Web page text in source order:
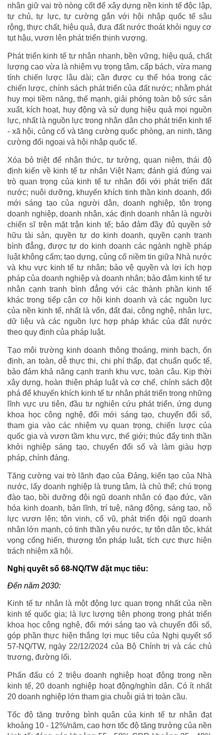
nhân giữ vai trò nòng cốt để xây dựng nền kinh tế độc lập,
tự chủ, tự lực, tự cường gắn với hội nhập quốc tế sâu
rộng, thực chất, hiệu quả, đưa đất nước thoát khỏi nguy cơ
tụt hậu, vươn lên phát triển thịnh vượng.
Phát triển kinh tế tư nhân nhanh, bền vững, hiệu quả, chất
lượng cao vừa là nhiệm vụ trọng tâm, cấp bách, vừa mang
tính chiến lược lâu dài; cần được cụ thể hóa trong các
chiến lược, chính sách phát triển của đất nước; nhằm phát
huy mọi tiềm năng, thế mạnh, giải phóng toàn bộ sức sản
xuất, kích hoạt, huy động và sử dụng hiệu quả mọi nguồn
lực, nhất là nguồn lực trong nhân dân cho phát triển kinh tế
- xã hội, củng cố và tăng cường quốc phòng, an ninh, tăng
cường đối ngoại và hội nhập quốc tế.
Xóa bỏ triệt để nhận thức, tư tưởng, quan niệm, thái độ
định kiến về kinh tế tư nhân Việt Nam; đánh giá đúng vai
trò quan trọng của kinh tế tư nhân đối với phát triển đất
nước; nuôi dưỡng, khuyến khích tinh thần kinh doanh, đổi
mới sáng tạo của người dân, doanh nghiệp, tôn trọng
doanh nghiệp, doanh nhân, xác định doanh nhân là người
chiến sĩ trên mặt trận kinh tế; bảo đảm đầy đủ quyền sở
hữu tài sản, quyền tự do kinh doanh, quyền cạnh tranh
bình đẳng, được tự do kinh doanh các ngành nghề pháp
luật không cấm; tạo dựng, củng cố niềm tin giữa Nhà nước
và khu vực kinh tế tư nhân; bảo vệ quyền và lợi ích hợp
pháp của doanh nghiệp và doanh nhân; bảo đảm kinh tế tư
nhân cạnh tranh bình đẳng với các thành phần kinh tế
khác trong tiếp cận cơ hội kinh doanh và các nguồn lực
của nền kinh tế, nhất là vốn, đất đai, công nghệ, nhân lực,
dữ liệu và các nguồn lực hợp pháp khác của đất nước
theo quy định của pháp luật.
Tạo môi trường kinh doanh thông thoáng, minh bạch, ốn
định, an toàn, dễ thực thi, chi phí thấp, đạt chuẩn quốc tế,
bảo đảm khả năng cạnh tranh khu vực, toàn câu. Kịp thời
xây dựng, hoàn thiện pháp luật và cơ chế, chính sách đột
phá để khuyến khích kinh tế tư nhân phát triển trong những
lĩnh vực ưu tiên, đầu tư nghiên cứu phát triển, ứng dụng
khoa học công nghệ, đổi mới sáng tạo, chuyển đổi số,
tham gia vào các nhiệm vụ quan trọng, chiến lược của
quốc gia và vươn tầm khu vực, thế giới; thúc đẩy tinh thần
khởi nghiệp sáng tạo, chuyển đổi số và làm giàu hợp
pháp, chính đáng.
Tăng cường vai trò lãnh đạo của Đảng, kiến tạo của Nhà
nước, lấy doanh nghiệp là trung tâm, là chủ thể; chú trọng
đào tạo, bồi dưỡng đội ngũ doanh nhân có đạo đức, văn
hóa kinh doanh, bản lĩnh, trí tuệ, năng động, sáng tạo, nỗ
lực vươn lên; tôn vinh, cổ vũ, phát triển đội ngũ doanh
nhân lớn mạnh, có tinh thần yêu nước, tự tôn dân tộc, khát
vọng cống hiến, thượng tôn pháp luật, tích cực thực hiện
trách nhiệm xã hội.
Nghị quyết số 68-NQ/TW đặt mục tiêu:
Đến năm 2030:
Kinh tế tư nhân là một động lực quan trọng nhất của nền
kinh tế quốc gia; là lực lượng tiên phong trong phát triển
khoa học công nghệ, đổi mới sáng tạo và chuyển đổi số,
góp phần thực hiện thắng lợi mục tiêu của Nghị quyết số
57-NQ/TW, ngày 22/12/2024 của Bộ Chính trị và các chủ
trương, đường lối.
Phấn đấu có 2 triệu doanh nghiệp hoạt động trong nền
kinh tế, 20 doanh nghiệp hoạt động/nghìn dân. Có ít nhất
20 doanh nghiệp lớn tham gia chuỗi giá trị toàn cầu.
Tốc độ tăng trưởng bình quân của kinh tế tư nhân đạt
khoảng 10 - 12%/năm, cao hơn tốc độ tăng trưởng của nền